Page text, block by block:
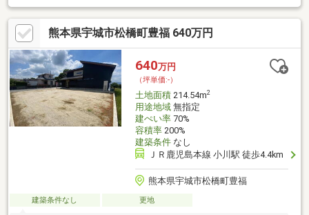
ご予約をお待ちしております！当日の内覧を含め、お気軽にお問
い合わせください☆日本全国1000店舗以上展開中のCENTURY21
加盟店☆Next Links KMにお任せ下さい。お客様の悩みを弊社がし
っかりサポート致します！また、弊社では英語対応スタッフ・中
国語対応スタッフが在中しております。English and Chinese
available！提供英文和中文！
熊本県宇城市松橋町豊福 640万円
640万円
（坪単価:-）
土地面積214.54m2
用途地域無指定
建ぺい率70%
容積率200%
建築条件なし
ＪＲ鹿児島本線 小川駅 徒歩4.4km
熊本県宇城市松橋町豊福
建築条件なし 更地